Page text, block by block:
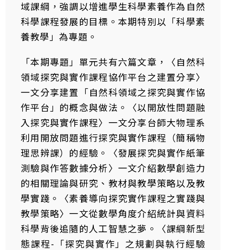
域課綱，強調以增進學生科學素養作為自然
科學課程發展的目標。本期特別以「科學素
養教學」為專題。
「本期專題」單元共有六篇文章，〈自然科
領域探究與實作課程協作平台之建置分享〉
一文分享建置「自然科領域之探究與實作協
作平台」的概念與做法。〈以開放性問題融
入探究與實作課程〉一文分享台師大物理系
利用開放問題進行探究與實作課程（簡稱物
理思辨課）的經驗。〈發展探究與實作紙筆
測驗與作答數據分析〉一文介紹數學創造力
的相關理論與研究、教材與教學策略以及教
學實踐。〈素養導向探究實作課程之實踐與
教學策略〉一文從數學角度介紹統計與資料
科學背後追隨的人工智慧之夢。〈課綱新型
態課程-「探究與實作」之規劃與執行經驗